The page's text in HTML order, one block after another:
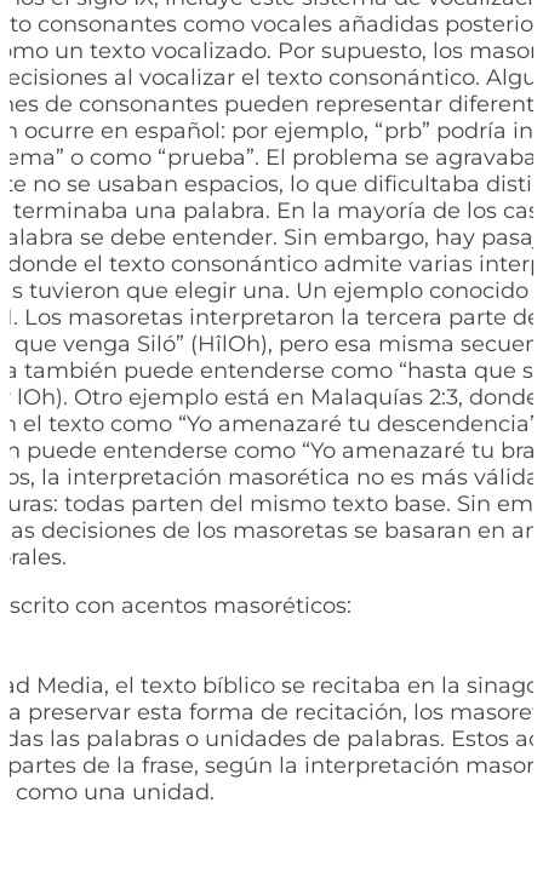
consonantes como vocales añadidas
un texto vocalizado. Por supuesto, los
al vocalizar el texto consonántico.
de consonantes pueden representar
ocurre en español: por ejemplo, “prb” podría
o como “prueba”. El problema se
no se usaban espacios, lo que dificultaba
terminaba una palabra. En la mayoría de los
se debe entender. Sin embargo, hay
donde el texto consonántico admite varias
tuvieron que elegir una. Un ejemplo conocido
Los masoretas interpretaron la tercera parte
que venga Siló” (HîlOh), pero esa misma
también puede entenderse como “hasta que
lOh). Otro ejemplo está en Malaquías 2:3,
el texto como “Yo amenazaré tu descendencia”
puede entenderse como “Yo amenazaré tu
la interpretación masorética no es más
todas parten del mismo texto base. Sin
decisiones de los masoretas se basaran en
escrito con acentos masoréticos:
Media, el texto bíblico se recitaba en la
preservar esta forma de recitación, los
las palabras o unidades de palabras. Estos
de la frase, según la interpretación
como una unidad.